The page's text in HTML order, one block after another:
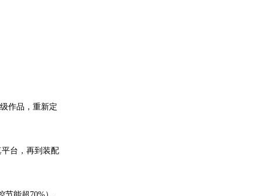
作品，重新定
台，再到装配